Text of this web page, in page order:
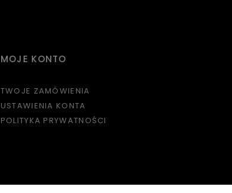
MOJE KONTO
TWOJE ZAMÓWIENIA
USTAWIENIA KONTA
POLITYKA PRYWATNOŚCI